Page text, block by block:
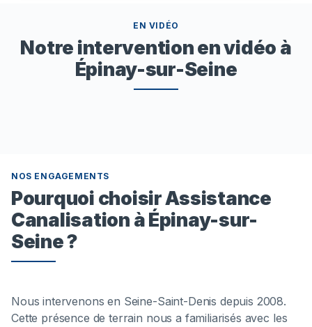
EN VIDÉO
Notre intervention en vidéo à
Épinay-sur-Seine
NOS ENGAGEMENTS
Pourquoi choisir Assistance
Canalisation à Épinay-sur-
Seine ?
Nous intervenons en Seine-Saint-Denis depuis 2008.
Cette présence de terrain nous a familiarisés avec les